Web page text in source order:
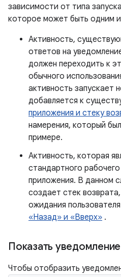
зависимости от типа
которое может быть одним
Активность,
ответов на
должен переходить к
обычного
активность запускает
добавляется к
приложения и стеку
намерения, который
примере.
Активность, которая
стандартного
приложения. В данном
создает стек
ожидания
«Назад» и «Вверх» .
Показать уведомление
Чтобы отобразить